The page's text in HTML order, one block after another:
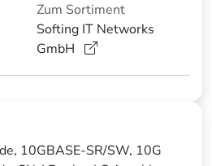
Zum Sortiment
Softing IT Networks
GmbH
10GBASE-SR/SW, 10G